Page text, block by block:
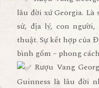
lâu đời xứ Georgia.
sử, địa lý, con
thuật. Sự kết hợp của
bình gốm – phong
Rượu Vang
Guinness là lâu đời